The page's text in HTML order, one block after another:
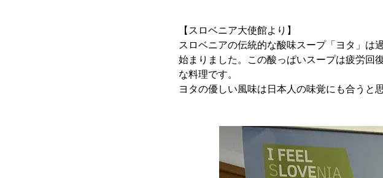
【スロベニア大使館より】
スロベニアの伝統的な酸味スープ「ヨタ」は
始まりました。この酸っぱいスープは疲労回
な料理です。
ヨタの優しい風味は日本人の味覚にも合うと